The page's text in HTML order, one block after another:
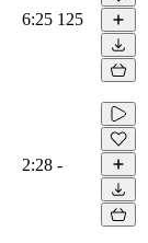
6:25 125
2:28 -